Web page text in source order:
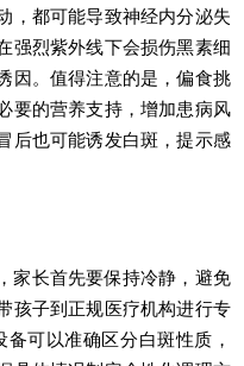
，都可能导致神经内分泌失
强烈紫外线下会损伤黑素细
因。值得注意的是，偏食挑
要的营养支持，增加患病风
后也可能诱发白斑，提示感
家长首先要保持冷静，避免
孩子到正规医疗机构进行专
备可以准确区分白斑性质，